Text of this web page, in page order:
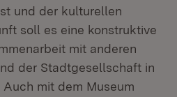
und der kulturellen
soll es eine konstruktive
mit anderen
der Stadtgesellschaft in
mit dem Museum